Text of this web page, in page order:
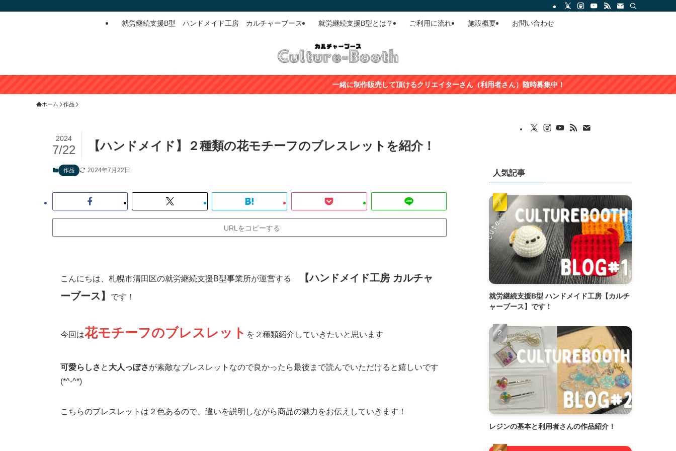
就労継続支援B型 ハンドメイド工房 カルチャーブース 就労継続支援B型とは？ ご利用に流れ 施設概要 お問い合わせ
一緒に制作販売して頂けるクリエイターさん（利用者さん）随時募集中！
ホーム 作品
【ハンドメイド】２種類の花モチーフのブレスレットを紹介！
2024
7/22
作品 2024年7月22日
URLをコピーする
こんにちは、札幌市清田区の就労継続支援B型事業所が運営する
【ハンドメイド工房 カルチャ
ーブース】
です！
今回は花モチーフのブレスレット を２種類紹介していきたいと思います
可愛らしさ と 大人っぽさが素敵なブレスレットなので良かったら最後まで読んでいただけると嬉しいです
(*^-^*)
こちらのブレスレットは２色あるので、違いを説明しながら商品の魅力をお伝えしていきます！
人気記事
就労継続支援B型 ハンドメイド工房【カルチ
ャーブース】です！
レジンの基本と利用者さんの作品紹介！